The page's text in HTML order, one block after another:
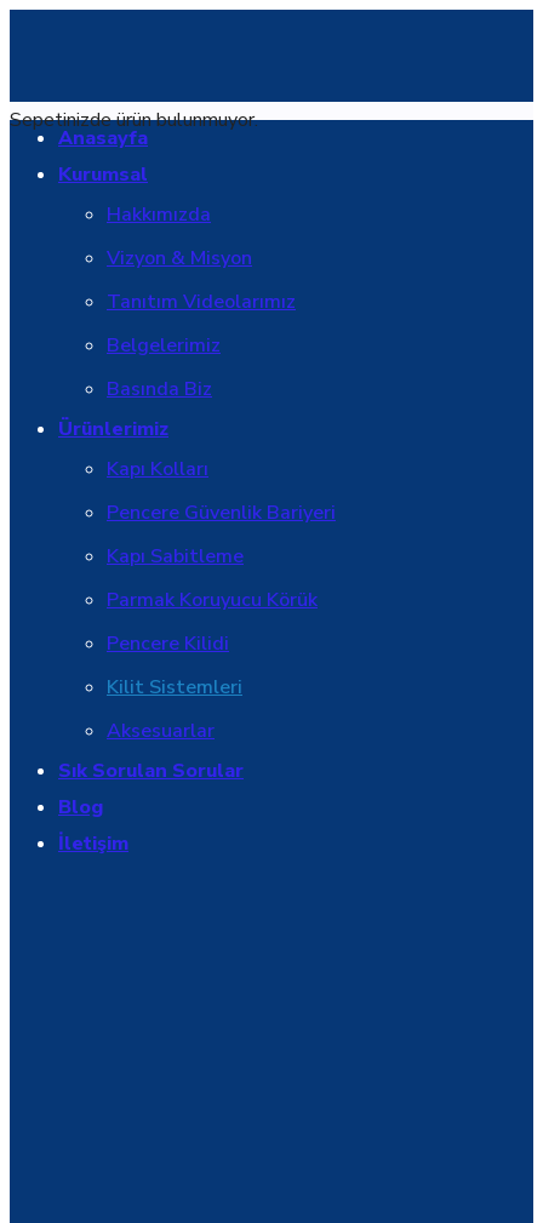
Sepetinizde ürün bulunmuyor.
Anasayfa
Kurumsal
Hakkımızda
Vizyon & Misyon
Tanıtım Videolarımız
Belgelerimiz
Basında Biz
Ürünlerimiz
Kapı Kolları
Pencere Güvenlik Bariyeri
Kapı Sabitleme
Parmak Koruyucu Körük
Pencere Kilidi
Kilit Sistemleri
Aksesuarlar
Sık Sorulan Sorular
Blog
İletişim